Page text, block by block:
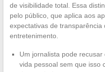
de visibilidade total. Essa
pelo público, que aplica aos
expectativas de transparência
entretenimento.
Um jornalista pode
vida pessoal sem que isso